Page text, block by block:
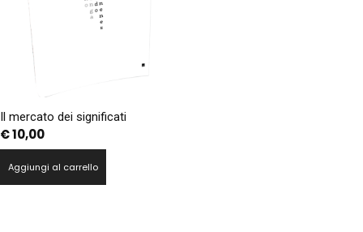
Il mercato dei significati
€10,00
Aggiungi al carrello